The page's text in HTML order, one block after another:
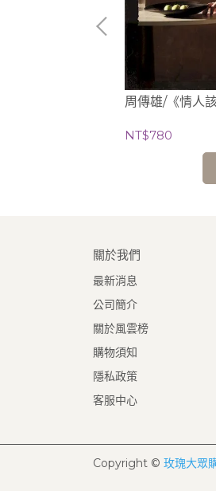
周傳雄/《情人
NT$780
關於我們
最新消息
公司簡介
關於風雲榜
購物須知
隱私政策
客服中心
Copyright © 玫瑰大眾